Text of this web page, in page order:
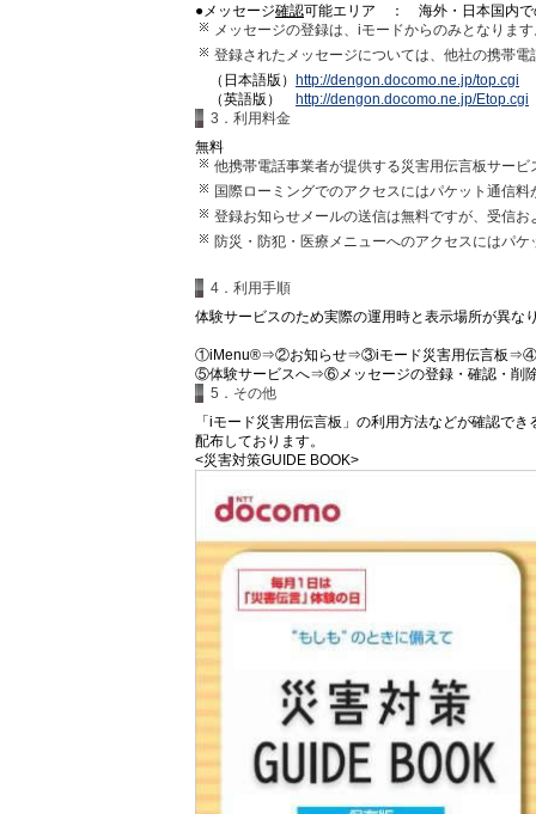
●メッセージ確認可能エリア ： 海外・日本国内で
メッセージの登録は、iモードからのみとなりま
登録されたメッセージについては、他社の携帯
（日本語版） http://dengon.docomo.ne.jp/top.cgi
（英語版） http://dengon.docomo.ne.jp/Etop.cgi
3．利用料金
無料
他携帯電話事業者が提供する災害用伝言板サー
国際ローミングでのアクセスにはパケット通信料
登録お知らせメールの送信は無料ですが、受信
防災・防犯・医療メニューへのアクセスにはパ
4．利用手順
体験サービスのため実際の運用時と表示場所が異な
①iMenu®⇒②お知らせ⇒③iモード災害用伝言板⇒④
⑤体験サービスへ⇒⑥メッセージの登録・確認・削
5．その他
「iモード災害用伝言板」の利用方法などが確認で
配布しております。
<災害対策GUIDE BOOK>